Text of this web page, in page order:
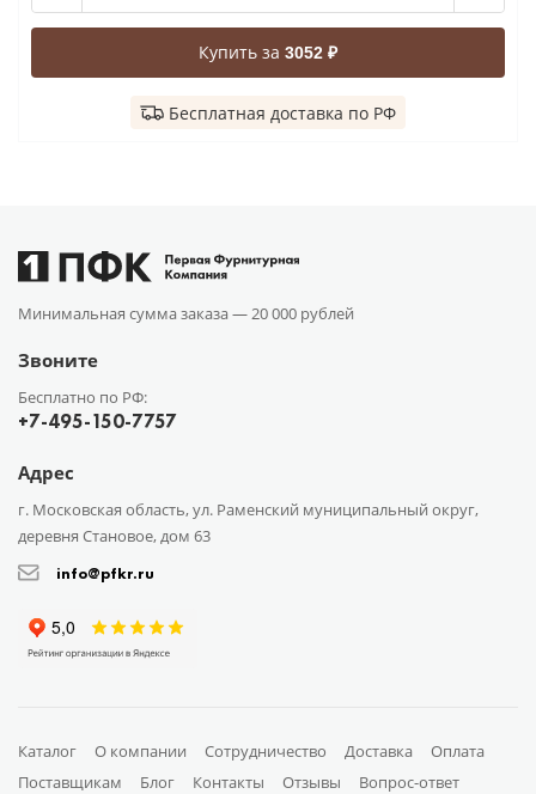
Купить за 3052 ₽
Бесплатная доставка по РФ
Минимальная сумма заказа — 20 000 рублей
Звоните
Бесплатно по РФ:
+7-495-150-7757
Адрес
г. Московская область, ул. Раменский муниципальный округ,
деревня Становое, дом 63
info@pfkr.ru
Каталог О компании Сотрудничество Доставка
Оплата
Поставщикам
Блог Контакты Отзывы
Вопрос-ответ